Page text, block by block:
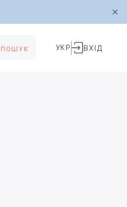
ПОШУК УКР ВХІД